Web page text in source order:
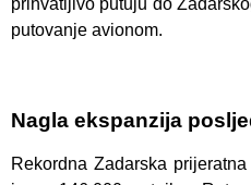
prihvatljivo putuju do
putovanje avionom.
Nagla ekspanzija
Rekordna Zadarska